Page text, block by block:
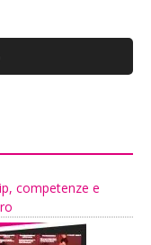
competenze e